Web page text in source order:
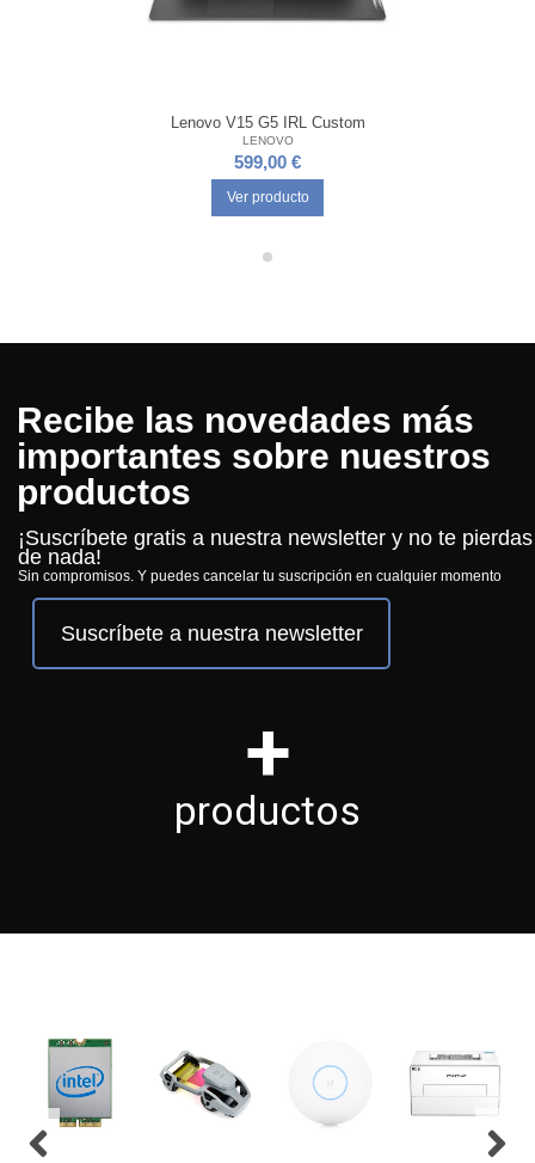
Lenovo V15 G5 IRL Custom
LENOVO
599,00 €
Ver producto
+
productos
Recibe las novedades más
importantes sobre nuestros
productos
¡Suscríbete gratis a nuestra newsletter y no te pierdas
de nada!
Sin compromisos. Y puedes cancelar tu suscripción en cualquier momento
Suscríbete a nuestra newsletter